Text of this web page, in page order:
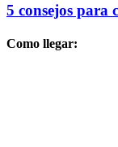
5 consejos para
Como llegar: